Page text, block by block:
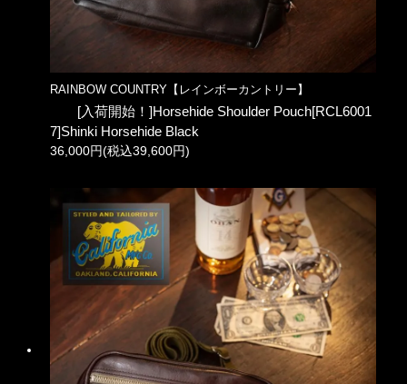
RAINBOW COUNTRY【レインボーカントリー】
[入荷開始！]Horsehide Shoulder Pouch[RCL6001
7]Shinki Horsehide Black
36,000円(税込39,600円)